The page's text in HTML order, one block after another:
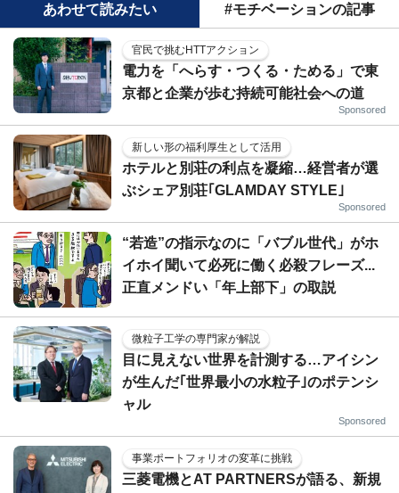
あわせて読みたい #モチベーションの記事
官民で挑むHTTアクション
電力を「へらす・つくる・ためる」で東
京都と企業が歩む持続可能社会への道
Sponsored
新しい形の福利厚生として活用
ホテルと別荘の利点を凝縮…経営者が選
ぶシェア別荘｢GLAMDAY STYLE｣
Sponsored
“若造”の指示なのに「バブル世代」がホ
イホイ聞いて必死に働く必殺フレーズ...
正直メンドい「年上部下」の取説
微粒子工学の専門家が解説
目に見えない世界を計測する…アイシン
が生んだ｢世界最小の水粒子｣のポテンシ
ャル
Sponsored
事業ポートフォリオの変革に挑戦
三菱電機とAT PARTNERSが語る、新規